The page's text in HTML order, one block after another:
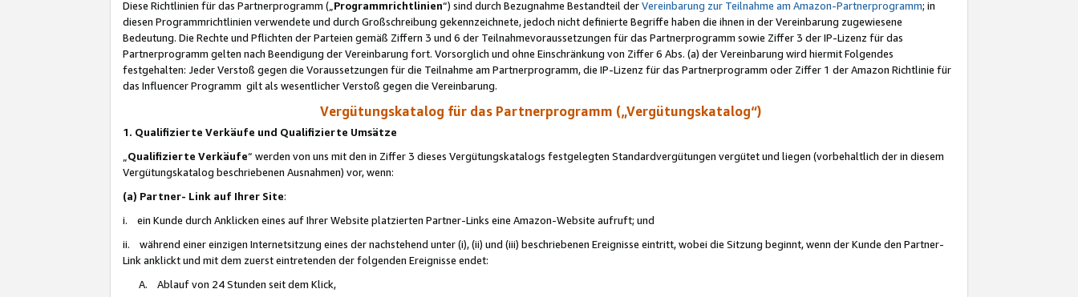
Diese Richtlinien für das Partnerprogramm („Programmrichtlinien“) sind durch Bezugnahme Bestandteil derVereinbarung zur Teilnahme am Amazon-Partnerprogramm; in
diesen Programmrichtlinien verwendete und durch Großschreibung gekennzeichnete, jedoch nicht definierte Begriffe haben die ihnen in der Vereinbarung zugewiesene
Bedeutung. Die Rechte und Pflichten der Parteien gemäß Ziffern 3 und 6 der Teilnahmevoraussetzungen für das Partnerprogramm sowie Ziffer 3 der IP-Lizenz für das
Partnerprogramm gelten nach Beendigung der Vereinbarung fort. Vorsorglich und ohne Einschränkung von Ziffer 6 Abs. (a) der Vereinbarung wird hiermit Folgendes
festgehalten: Jeder Verstoß gegen die Voraussetzungen für die Teilnahme am Partnerprogramm, die IP-Lizenz für das Partnerprogramm oder Ziffer 1 der Amazon Richtlinie für
das Influencer Programm gilt als wesentlicher Verstoß gegen die Vereinbarung.
Vergütungskatalog für das Partnerprogramm („Vergütungskatalog“)
1. Qualifizierte Verkäufe und Qualifizierte Umsätze
Qualifizierte Verkäufe“ werden von uns mit den in Ziffer 3 dieses Vergütungskatalogs festgelegten Standardvergütungen vergütet und liegen (vorbehaltlich der in diesem
Vergütungskatalog beschriebenen Ausnahmen) vor, wenn:
(a) Partner- Link auf Ihrer Site:
i. ein Kunde durch Anklicken eines auf Ihrer Website platzierten Partner-Links eine Amazon-Website aufruft; und
ii. während einer einzigen Internetsitzung eines der nachstehend unter (i), (ii) und (iii) beschriebenen Ereignisse eintritt, wobei die Sitzung beginnt, wenn der Kunde den Partner-
Link anklickt und mit dem zuerst eintretenden der folgenden Ereignisse endet:
A. Ablauf von 24 Stunden seit dem Klick,